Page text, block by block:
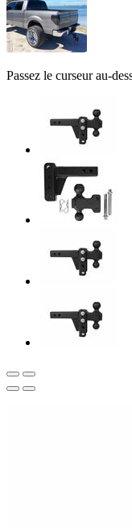
Passez le curseur au-